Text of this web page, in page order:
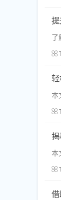
了
本
本